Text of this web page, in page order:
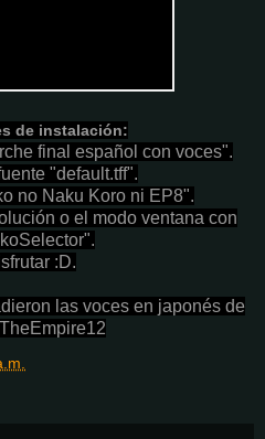
de instalación:
final español con voces".
"default.tff".
no Naku Koro ni EP8".
o el modo ventana con
:D.
las voces en japonés de